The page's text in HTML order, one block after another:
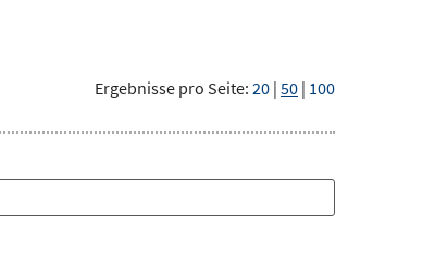
Ergebnisse pro Seite: 20 | 50 | 100